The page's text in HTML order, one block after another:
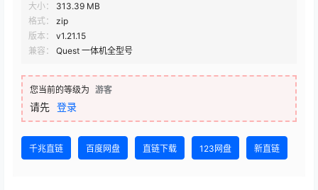
大小：
313.39 MB
格式：
zip
版本：
v1.21.15
兼容：
Quest 一体机全型号
您当前的等级为 游客
请先 登录
千兆直链 百度网盘 直链下载 123网盘 新直链